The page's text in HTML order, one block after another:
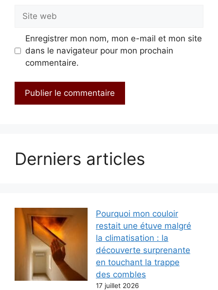
Site
web
Enregistrer mon nom, mon e-mail et mon site
dans le navigateur pour mon prochain
commentaire.
Derniers articles
Pourquoi mon couloir
restait une étuve malgré
la climatisation : la
découverte surprenante
en touchant la trappe
des combles
17 juillet 2026